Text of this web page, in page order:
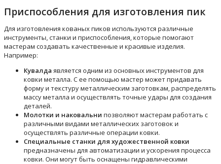
Приспособления для изготовления пик
Для изготовления кованых пиков используются различные
инструменты, станки и приспособления, которые помогают
мастерам создавать качественные и красивые изделия.
Например:
Кувалда является одним из основных инструментов для
ковки металла. С ее помощью мастер может придавать
форму и текстуру металлическим заготовкам, распределять
массу металла и осуществлять точные удары для создания
деталей.
Молотки и наковальни позволяют мастерам работать с
различными видами металлических заготовок и
осуществлять различные операции ковки.
Специальные станки для художественной ковки
предназначены для автоматизации и ускорения процесса
ковки. Они могут быть оснащены гидравлическими